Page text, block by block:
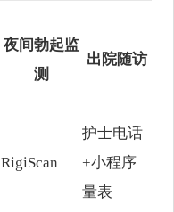
夜间勃起监
测
出院随访
RigiScan
护士电话
+小程序
量表